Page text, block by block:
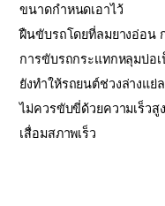
ขนาดกำหนดเอาไว้
ฝืนขับรถโดยที่ลมยางอ่อน
การขับรถกระแทกหลุมบ่อ
ยังทำให้รถยนต์ช่วงล่างแย่
ไม่ควรขับขี่ด้วยความเร็วสู
เสื่อมสภาพเร็ว